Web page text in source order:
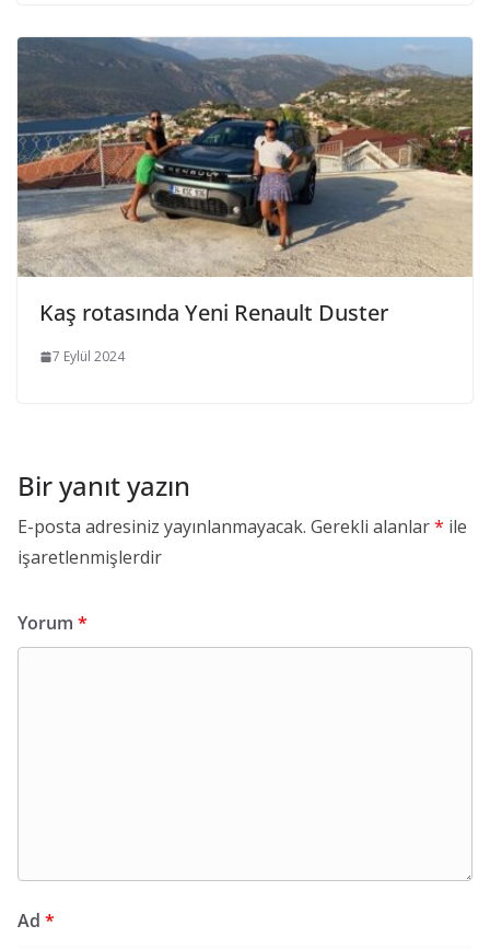
Kaş rotasında Yeni Renault Duster
7 Eylül 2024
Bir yanıt yazın
E-posta adresiniz yayınlanmayacak. Gerekli alanlar* ile
işaretlenmişlerdir
Yorum *
Ad *